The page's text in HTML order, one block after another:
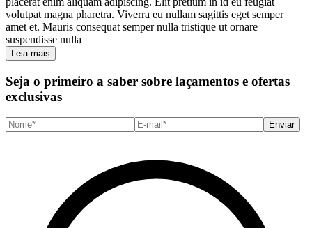
volutpat magna pharetra. Viverra eu nullam sagittis eget semper
amet et. Mauris consequat semper nulla tristique ut ornare
suspendisse nulla
Leia mais
Seja o primeiro a saber sobre laçamentos e ofertas
exclusivas
Enviar